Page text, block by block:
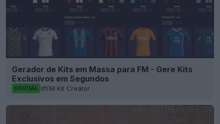
Gerador de Kits em Massa para FM - Gere Kits
Exclusivos em Segundos
OFICIAL FM Kit Creator